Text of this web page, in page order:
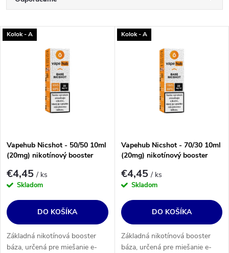
a
d
e
o
d
u
k
t
o
v
Najdrahšie
Najpredávanejšie
Abecedne
V
o
d
u
k
t
o
v
Kolok - A
Vapehub Nicshot - 50/50 10ml
(20mg) nikotínový booster
€4,45/ ks
Skladom
DO KOŠÍKA
Základná nikotínová booster
báza, určená pre miešanie e-
Kolok - A
Vapehub Nicshot - 70/30 10ml
(20mg) nikotínový booster
€4,45/ ks
Skladom
DO KOŠÍKA
Základná nikotínová booster
báza, určená pre miešanie e-